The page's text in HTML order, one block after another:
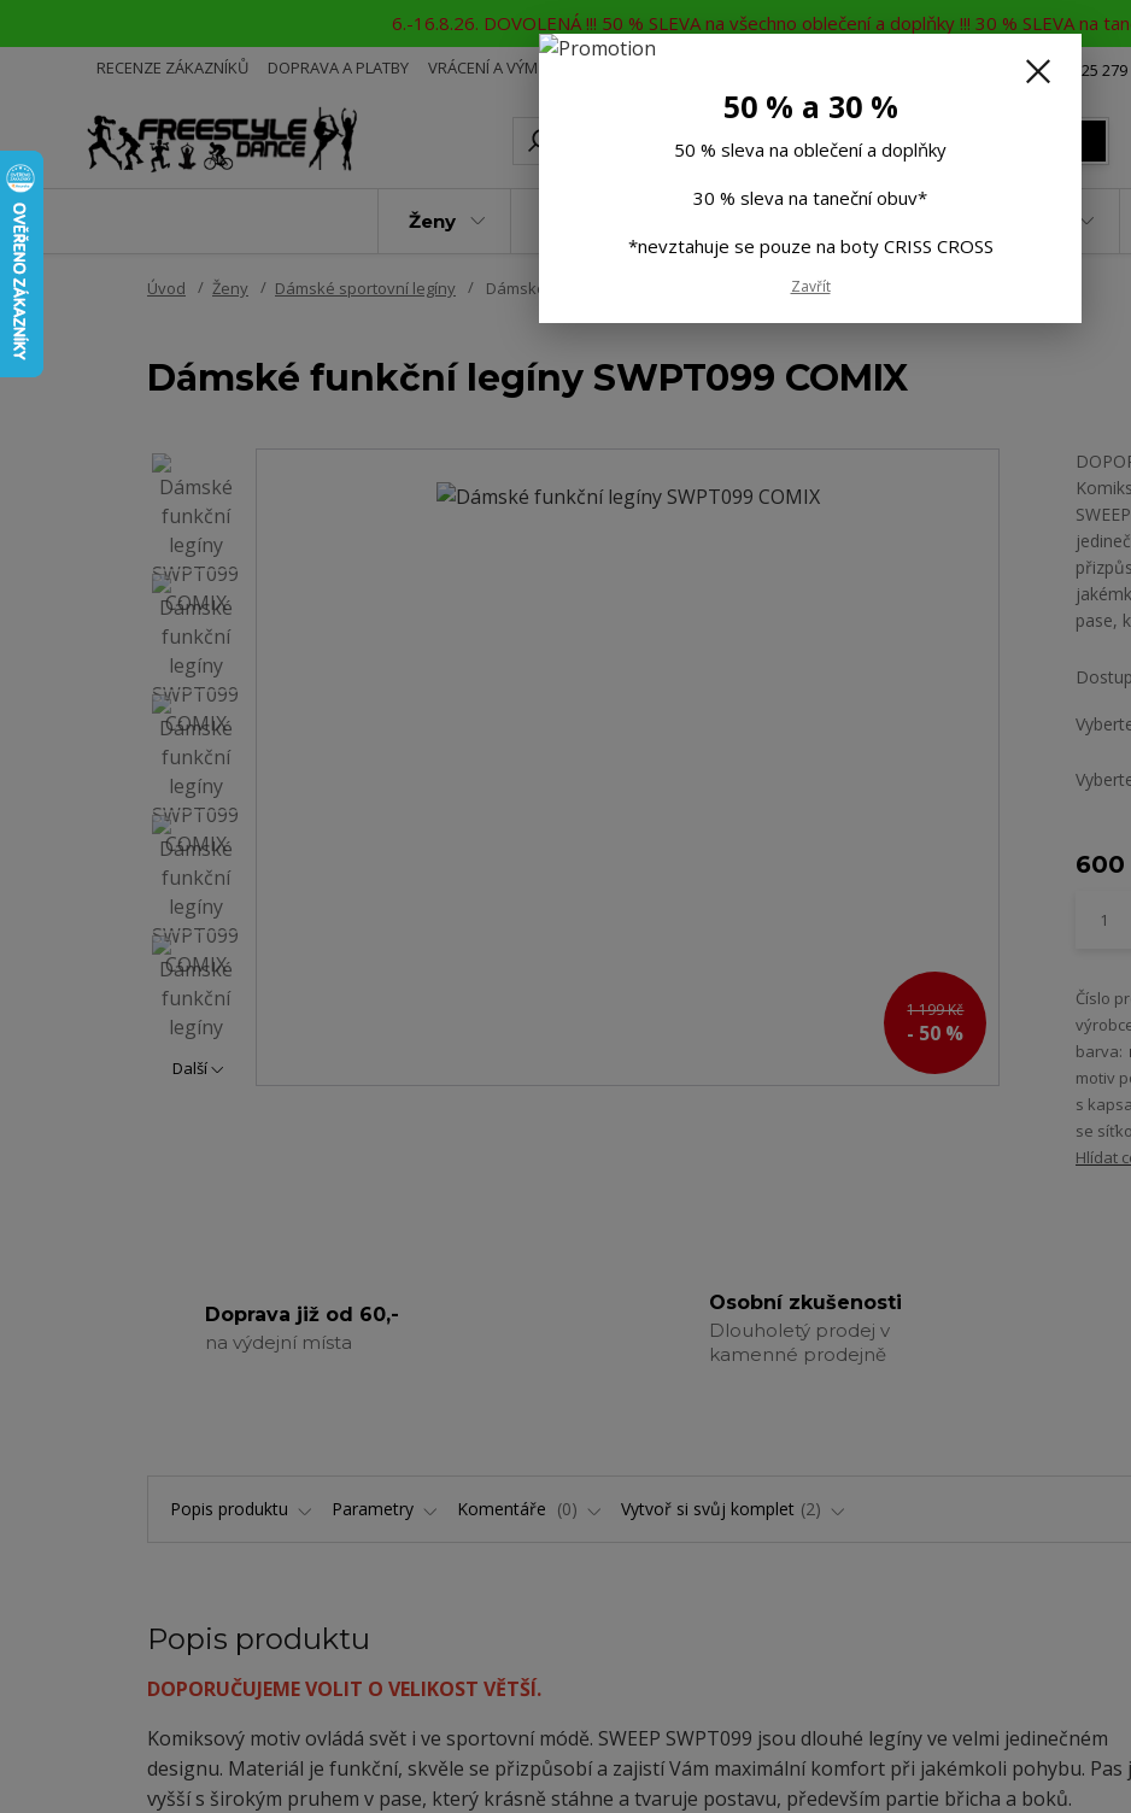
6.-16.8.26. DOVOLENÁ !!! 50 % SLEVA na všechno oblečení a doplňky !!! 30 % SLEVA na
RECENZE ZÁKAZNÍKŮ DOPRAVA A PLATBY VRÁCENÍ A VÝMĚNA Rádi Vám poradíme 725
Ženy
Úvod Ženy Dámské sportovní legíny Dámské funkční legíny SWPT099 COMIX
Dámské funkční legíny SWPT099 COMIX
1 199 Kč
- 50 %
Další
pase,
600
Číslo
barva:
motiv
s
se
Hlídat
Doprava již od 60,-
na výdejní místa
Osobní zkušenosti
Dlouholetý prodej v
kamenné prodejně
Popis produktu Parametry Komentáře 0 Vytvoř si svůj komplet 2
Popis produktu
DOPORUČUJEME VOLIT O VELIKOST VĚTŠÍ.
Komiksový motiv ovládá svět i ve sportovní módě. SWEEP SWPT099 jsou dlouhé legíny ve velmi jedinečném
designu. Materiál je funkční, skvěle se přizpůsobí a zajistí Vám maximální komfort při jakémkoli pohybu. Pas
vyšší s širokým pruhem v pase, který krásně stáhne a tvaruje postavu, především partie břicha a boků.
50 % a 30 %
50 % sleva na oblečení a doplňky
30 % sleva na taneční obuv*
*nevztahuje se pouze na boty CRISS CROSS
Zavřít